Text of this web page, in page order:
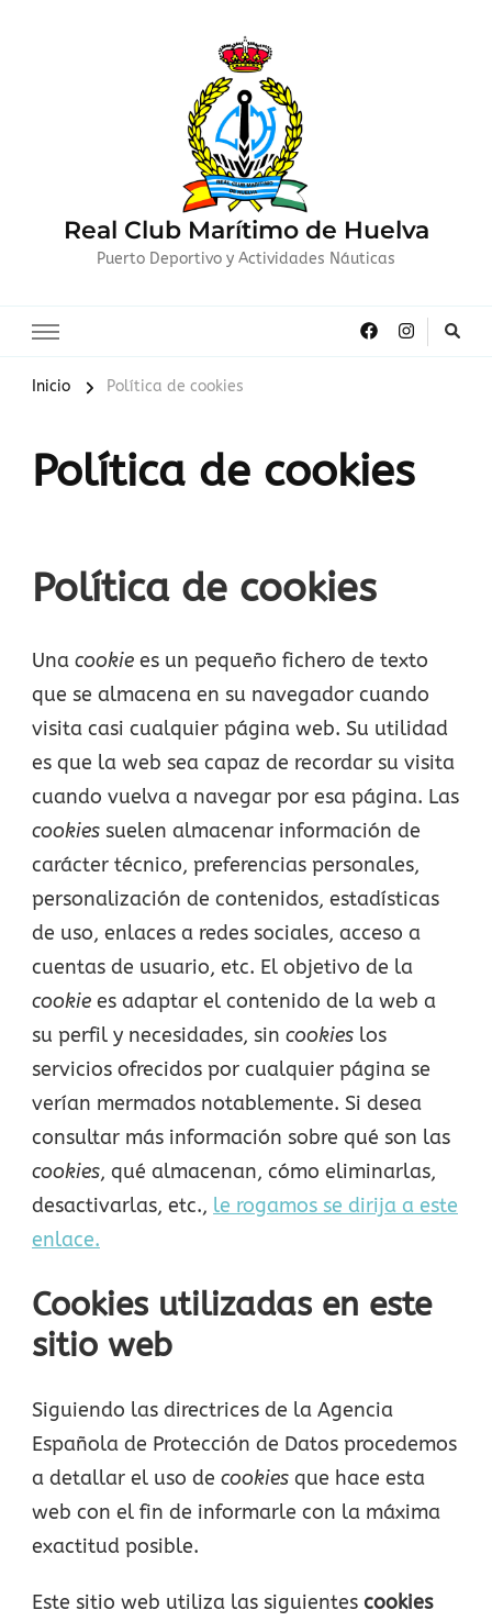
Real Club Marítimo de Huelva
Puerto Deportivo y Actividades Náuticas
Inicio Política de cookies
Política de cookies
Política de cookies
Una cookie es un pequeño fichero de texto
que se almacena en su navegador cuando
visita casi cualquier página web. Su utilidad
es que la web sea capaz de recordar su visita
cuando vuelva a navegar por esa página. Las
cookies suelen almacenar información de
carácter técnico, preferencias personales,
personalización de contenidos, estadísticas
de uso, enlaces a redes sociales, acceso a
cuentas de usuario, etc. El objetivo de la
cookie es adaptar el contenido de la web a
su perfil y necesidades, sin cookies los
servicios ofrecidos por cualquier página se
verían mermados notablemente. Si desea
consultar más información sobre qué son las
cookies, qué almacenan, cómo eliminarlas,
desactivarlas, etc., le rogamos se dirija a este
enlace.
Cookies utilizadas en este
sitio web
Siguiendo las directrices de la Agencia
Española de Protección de Datos procedemos
a detallar el uso de cookies que hace esta
web con el fin de informarle con la máxima
exactitud posible.
Este sitio web utiliza las siguientes cookies